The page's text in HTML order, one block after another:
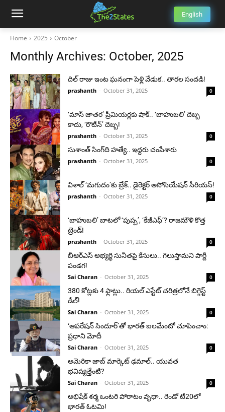
English
Home 2025 October
Monthly Archives: October, 2025
దిల్ రాజు ఇంట ఘనంగా పెళ్లి వేడుక.. తారల సందడి!
prashanth - October 31, 2025 0
‘మాస్ జాతర’ ప్రీమియర్లకు షాక్.. ‘బాహుబలి’ దెబ్బ
కాదు, ‘రొటీన్’ దెబ్బ!
prashanth - October 31, 2025 0
సుశాంత్ సింగ్‌ది హత్యే.. ఇద్దరు చంపేశారు
prashanth - October 31, 2025 0
విశాల్ ‘మగుదం’కు బ్రేక్.. డైరెక్టర్ అసోసియేషన్ సీరియస్!
prashanth - October 31, 2025 0
‘బాహుబలి’ బాటలో ‘పుష్ప’, ‘కేజీఎఫ్’? రాజమౌళి కొత్త
ట్రెండ్!
prashanth - October 31, 2025 0
బీఆర్ఎస్ అభ్యర్థి సునీతపై కేసులు.. గెలుస్తామని పార్టీ
పండగ!
Sai Charan - October 31, 2025 0
380 కోట్లకు 4 ఫ్లాట్లు.. రియల్ ఎస్టేట్ చరిత్రలోనే బిగ్గెస్ట్
డీల్!
Sai Charan - October 31, 2025 0
‘ఆపరేషన్ సిందూర్’తో భారత్ బలమేంటో చూపించాం:
ప్రధాని మోదీ
Sai Charan - October 31, 2025 0
అమెరికా జాబ్ మార్కెట్ ఢమాల్.. యువత
భవిష్యత్తేంటి?
Sai Charan - October 31, 2025 0
అభిషేక్ శర్మ ఒంటరి పోరాటం వృధా.. రెండో టీ20లో
భారత్ ఓటమి!